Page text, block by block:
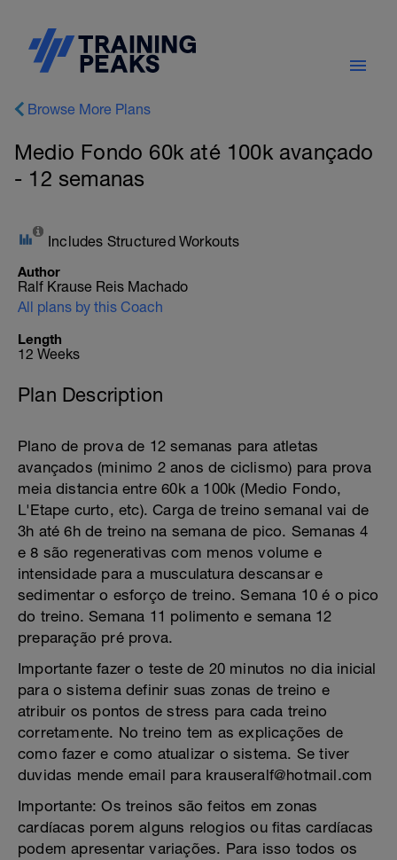
Browse More Plans
Medio Fondo 60k até 100k avançado
- 12 semanas
Includes Structured Workouts
Author
Ralf Krause Reis Machado
All plans by this Coach
Length
12 Weeks
Plan Description
Plano de prova de 12 semanas para atletas
avançados (minimo 2 anos de ciclismo) para prova
meia distancia entre 60k a 100k (Medio Fondo,
L'Etape curto, etc). Carga de treino semanal vai de
3h até 6h de treino na semana de pico. Semanas 4
e 8 são regenerativas com menos volume e
intensidade para a musculatura descansar e
sedimentar o esforço de treino. Semana 10 é o pico
do treino. Semana 11 polimento e semana 12
preparação pré prova.
Importante fazer o teste de 20 minutos no dia inicial
para o sistema definir suas zonas de treino e
atribuir os pontos de stress para cada treino
corretamente. No treino tem as explicações de
como fazer e como atualizar o sistema. Se tiver
duvidas mende email para krauseralf@hotmail.com
Importante: Os treinos são feitos em zonas
cardíacas porem alguns relogios ou fitas cardíacas
podem apresentar variações. Para isso todos os